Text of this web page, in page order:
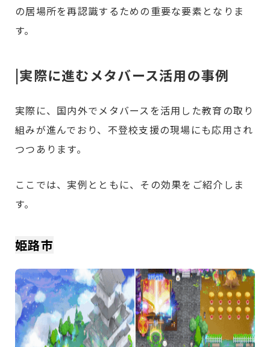
の居場所を再認識するための重要な要素となりま
す。
|実際に進むメタバース活用の事例
実際に、国内外でメタバースを活用した教育の取り
組みが進んでおり、不登校支援の現場にも応用され
つつあります。
ここでは、実例とともに、その効果をご紹介しま
す。
姫路市